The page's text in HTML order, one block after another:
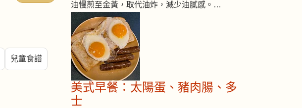
兒童食譜
油慢煎至金黃，取代油炸，減少油膩感。…
美式早餐：太陽蛋、豬肉腸、多
士